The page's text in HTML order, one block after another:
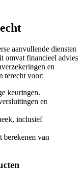
aanvullende diensten
omvat financieel advies
en
terecht voor:
keuringen.
en
inclusief
berekenen van